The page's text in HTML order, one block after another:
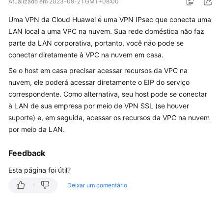
usuário
Perguntas
frequentes
Perguntas
populares
Consultoria
geral
e
de
aplicação
Uma VPN da Cloud Huawei é uma VPN IPsec que conecta uma
LAN local a uma VPC na nuvem. Sua rede doméstica não faz
parte da LAN corporativa, portanto, você não pode se
conectar diretamente à VPC na nuvem em casa.
Se o host em casa precisar acessar recursos da VPC na
nuvem, ele poderá acessar diretamente o EIP do serviço
correspondente. Como alternativa, seu host pode se conectar
à LAN de sua empresa por meio de VPN SSL (se houver
suporte) e, em seguida, acessar os recursos da VPC na nuvem
por meio da LAN.
Feedback
Esta página foi útil?
Deixar um comentário